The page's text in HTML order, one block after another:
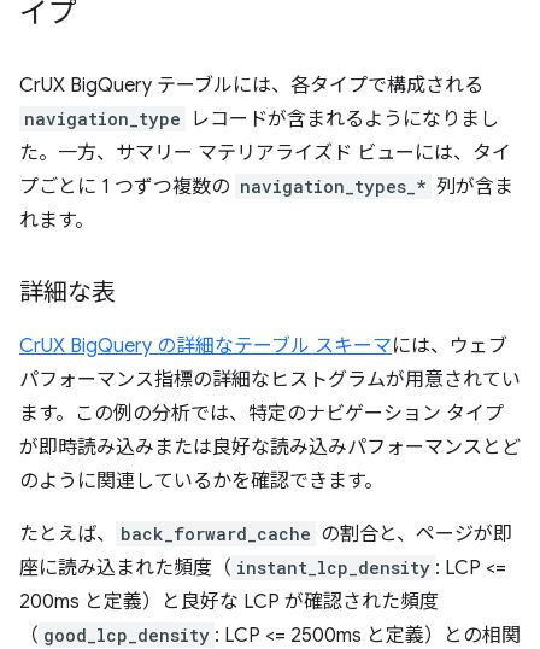
イプ
CrUX BigQuery テーブルには、各タイプで構成される
navigation_type
レコードが含まれるようになりまし
た。一方、サマリー マテリアライズド ビューには、タイ
プごとに 1 つずつ複数の navigation_types_* 列が含ま
れます。
詳細な表
CrUX BigQuery の詳細なテーブル スキーマには、ウェブ
パフォーマンス指標の詳細なヒストグラムが用意されてい
ます。この例の分析では、特定のナビゲーション タイプ
が即時読み込みまたは良好な読み込みパフォーマンスとど
のように関連しているかを確認できます。
たとえば、 back_forward_cache の割合と、ページが即
座に読み込まれた頻度（ instant_lcp_density : LCP <=
200ms と定義）と良好な LCP が確認された頻度
（ good_lcp_density : LCP <= 2500ms と定義）との相関